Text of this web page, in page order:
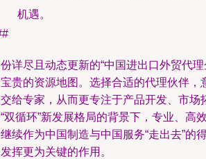
机遇。
详尽且动态更新的“中国进出口外贸代
贵的资源地图。选择合适的代理伙伴，
给专家，从而更专注于产品开发、市场
双循环”新发展格局的背景下，专业、高
续作为中国制造与中国服务“走出去”的
挥更为关键的作用。